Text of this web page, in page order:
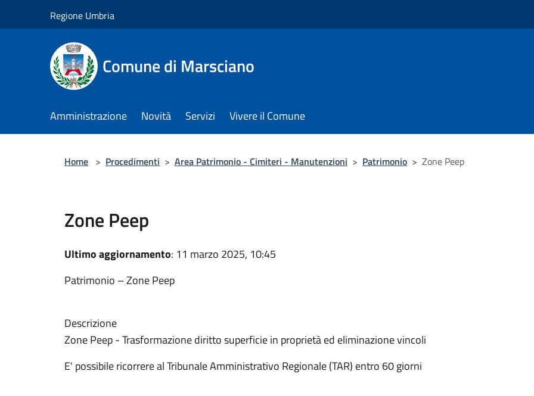
Regione Umbria
Comune di Marsciano
Amministrazione Novità Servizi Vivere il Comune
Home > Procedimenti > Area Patrimonio - Cimiteri - Manutenzioni > Patrimonio > Zone Peep
Zone Peep
Ultimo aggiornamento: 11 marzo 2025, 10:45
Patrimonio – Zone Peep
Descrizione
Zone Peep - Trasformazione diritto superficie in proprietà ed eliminazione vincoli
E' possibile ricorrere al Tribunale Amministrativo Regionale (TAR) entro 60 giorni